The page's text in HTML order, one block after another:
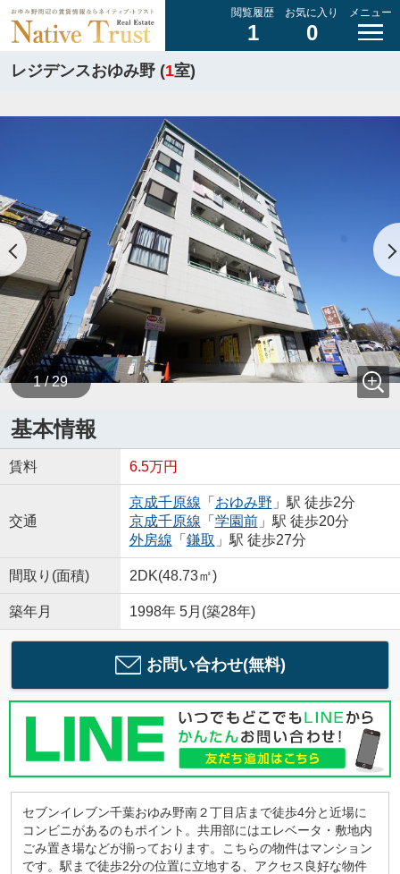
閲覧履歴
1
お気に入り
0
メニュー
レジデンスおゆみ野 (1室)
1 / 29
基本情報
賃料 6.5万円
交通
京成千原線 「 おゆみ野 」駅 徒歩2分
京成千原線 「 学園前」駅 徒歩20分
外房線 「 鎌取 」駅 徒歩27分
間取り(面積) 2DK(48.73㎡)
築年月 1998年 5月(築28年)
お問い合わせ(無料)
セブンイレブン千葉おゆみ野南２丁目店まで徒歩4分と近場に
コンビニがあるのもポイント。共用部にはエレベータ・敷地内
ごみ置き場などが揃っております。こちらの物件はマンション
です。駅まで徒歩2分の位置に立地する、アクセス良好な物件